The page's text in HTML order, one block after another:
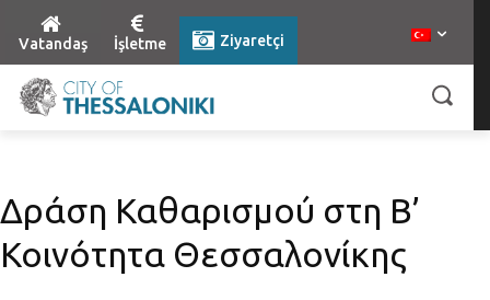
Vatandaş İşletme Ziyaretçi
Δράση Καθαρισμού στη Β’
Κοινότητα Θεσσαλονίκης